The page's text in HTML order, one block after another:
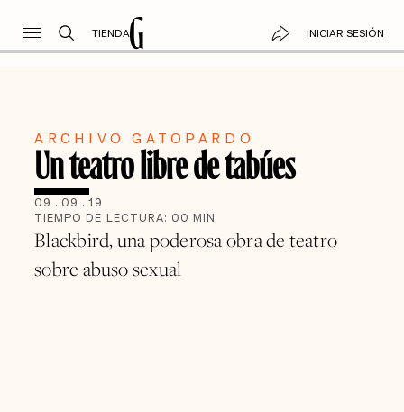
TIENDA INICIAR SESIÓN
ARCHIVO GATOPARDO
Un teatro libre de tabúes
09 . 09 . 19
TIEMPO DE LECTURA: 00 MIN
Blackbird, una poderosa obra de teatro
sobre abuso sexual